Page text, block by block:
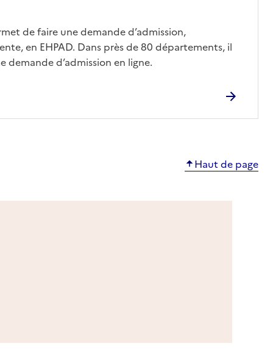
de faire une demande d’admission,
en EHPAD. Dans près de 80 départements, il
demande d’admission en ligne.
Haut de page